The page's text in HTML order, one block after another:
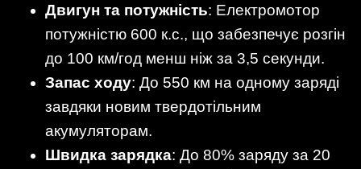
Двигун та потужність: Електромотор
потужністю 600 к.с., що забезпечує розгін
до 100 км/год менш ніж за 3,5 секунди.
Запас ходу: До 550 км на одному заряді
завдяки новим твердотільним
акумуляторам.
Швидка зарядка: До 80% заряду за 20